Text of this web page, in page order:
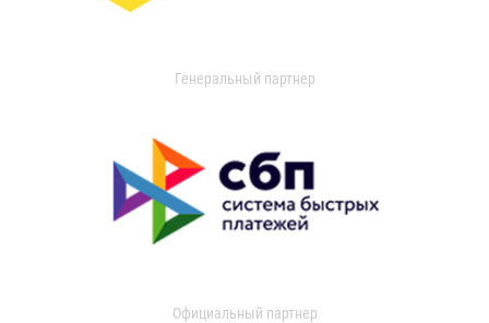
Генеральный партнер
Официальный партнер